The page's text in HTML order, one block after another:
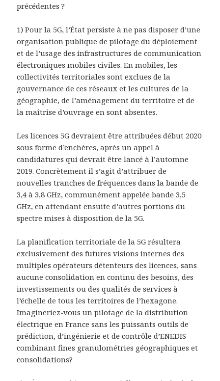
précédentes ?
1) Pour la 5G, l’État persiste à ne pas disposer d’une
organisation publique de pilotage du déploiement
et de l’usage des infrastructures de communication
électroniques mobiles civiles. En mobiles, les
collectivités territoriales sont exclues de la
gouvernance de ces réseaux et les cultures de la
géographie, de l’aménagement du territoire et de
la maîtrise d’ouvrage en sont absentes.
Les licences 5G devraient être attribuées début 2020
sous forme d’enchères, après un appel à
candidatures qui devrait être lancé à l’automne
2019. Concrètement il s’agit d’attribuer de
nouvelles tranches de fréquences dans la bande de
3,4 à 3,8 GHz, communément appelée bande 3,5
GHz, en attendant ensuite d’autres portions du
spectre mises à disposition de la 5G.
La planification territoriale de la 5G résultera
exclusivement des futures visions internes des
multiples opérateurs détenteurs des licences, sans
aucune consolidation en continu des besoins, des
investissements ou des qualités de services à
l’échelle de tous les territoires de l’hexagone.
Imagineriez-vous un pilotage de la distribution
électrique en France sans les puissants outils de
prédiction, d’ingénierie et de contrôle d’ENEDIS
combinant fines granulométries géographiques et
consolidations?